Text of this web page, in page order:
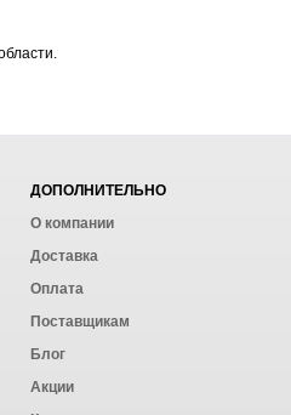
ДОПОЛНИТЕЛЬНО
О компании
Доставка
Оплата
Поставщикам
Блог
Акции